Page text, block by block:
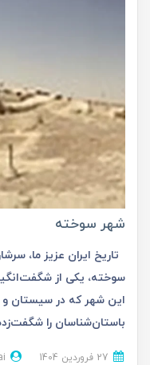
شهر سوخته
تاریخ ایران عزیز ما،
سوخته، یکی از
این شهر که در سیستان
باستان‌شناسان را